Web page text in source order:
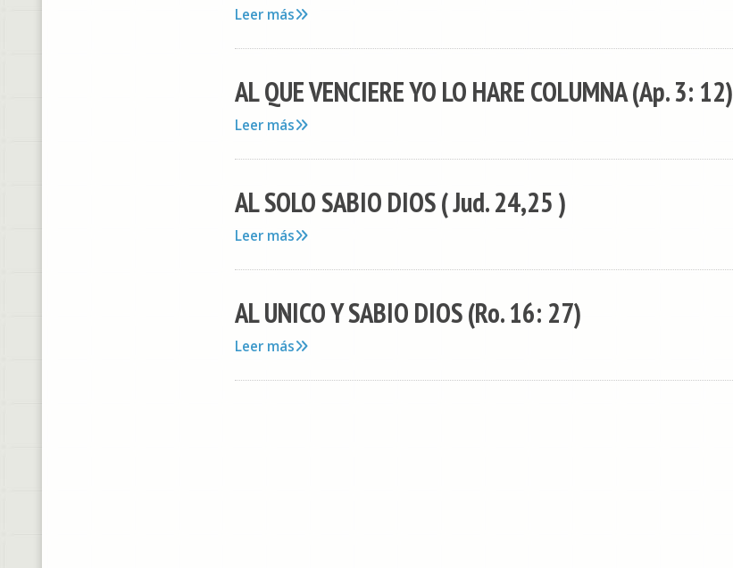
Leer más
AL QUE VENCIERE YO LO HARE COLUMNA (Ap. 3: 12)
Leer más
AL SOLO SABIO DIOS ( Jud. 24,25 )
Leer más
AL UNICO Y SABIO DIOS (Ro. 16: 27)
Leer más